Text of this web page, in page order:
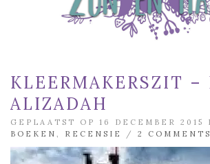
KLEERMAKERSZIT –
ALIZADAH
GEPLAATST OP 16 DECEMBER 2015
BOEKEN
RECENSIE / 2 COMMENTS